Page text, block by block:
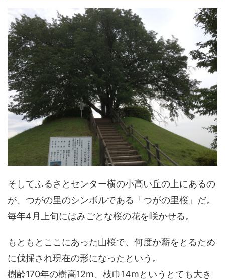
そしてふるさとセンター横の小高い丘の上にあるの
が、つがの里のシンボルである「つがの里桜」だ。
毎年4月上旬にはみごとな桜の花を咲かせる。
もともとここにあった山桜で、何度か薪をとるため
に伐採され現在の形になったという。
樹齢170年の樹高12m、枝巾14mというとても大き